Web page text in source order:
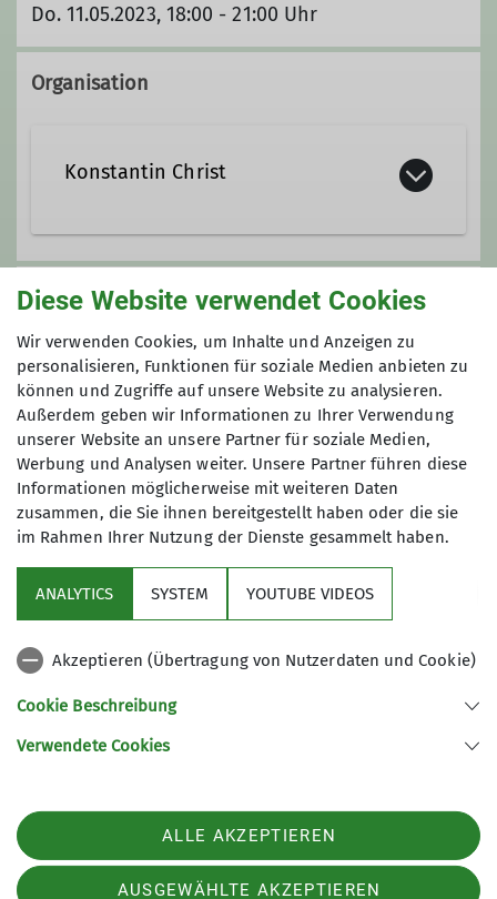
Do. 11.05.2023, 18:00 - 21:00 Uhr
Organisation
Konstantin Christ
KonstantinChrist@t-online.de
Qualifikationen
Kletterbetreuer*in Breitensport
Unsere Veranstaltungsorte
Nordwand
James-Franck-Ring 1b
37077 Göttingen
Sektion
Aktuelles
Sektion Göttingen des Deutschen Alpenvereins e.V.
Kurze Straße 16
37073 Göttingen
Telefon +4955143815
Diese Website verwendet Cookies
Wir verwenden Cookies, um Inhalte und Anzeigen zu
personalisieren, Funktionen für soziale Medien anbieten zu
können und Zugriffe auf unsere Website zu analysieren.
Außerdem geben wir Informationen zu Ihrer Verwendung
unserer Website an unsere Partner für soziale Medien,
Werbung und Analysen weiter. Unsere Partner führen diese
Informationen möglicherweise mit weiteren Daten
zusammen, die Sie ihnen bereitgestellt haben oder die sie
im Rahmen Ihrer Nutzung der Dienste gesammelt haben.
ANALYTICS SYSTEM YOUTUBE VIDEOS
Akzeptieren (Übertragung von Nutzerdaten und Cookie)
Cookie Beschreibung
Verwendete Cookies
ALLE AKZEPTIEREN
AUSGEWÄHLTE AKZEPTIEREN